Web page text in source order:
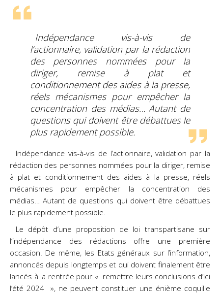
Indépendance vis-à-vis de
l’actionnaire, validation par la rédaction
des personnes nommées pour la
diriger, remise à plat et
conditionnement des aides à la presse,
réels mécanismes pour empêcher la
concentration des médias… Autant de
questions qui doivent être débattues le
plus rapidement possible.
Indépendance vis-à-vis de l’actionnaire, validation par la
rédaction des personnes nommées pour la diriger, remise
à plat et conditionnement des aides à la presse, réels
mécanismes pour empêcher la concentration des
médias… Autant de questions qui doivent être débattues
le plus rapidement possible.
Le dépôt d’une proposition de loi transpartisane sur
l’indépendance des rédactions offre une première
occasion. De même, les Etats généraux sur l’information,
annoncés depuis longtemps et qui doivent finalement être
lancés à la rentrée pour « remettre leurs conclusions d’ici
l’été 2024 », ne peuvent constituer une énième coquille